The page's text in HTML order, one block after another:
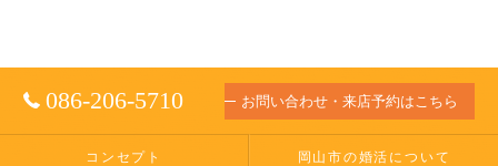
086-206-5710 お問い合わせ・来店予約はこちら
コンセプト 岡山市の婚活について